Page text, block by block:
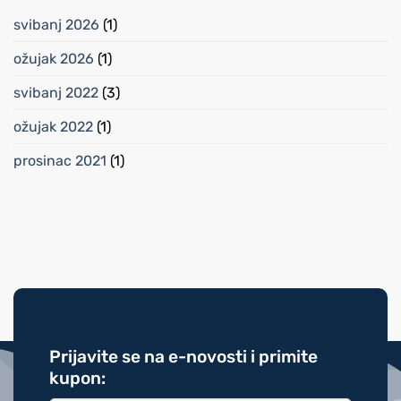
li
kod
svibanj 2026 (1)
ožujak 2026 (1)
svibanj 2022 (3)
ožujak 2022 (1)
prosinac 2021 (1)
Prijavite se na e-novosti i primite
kupon: